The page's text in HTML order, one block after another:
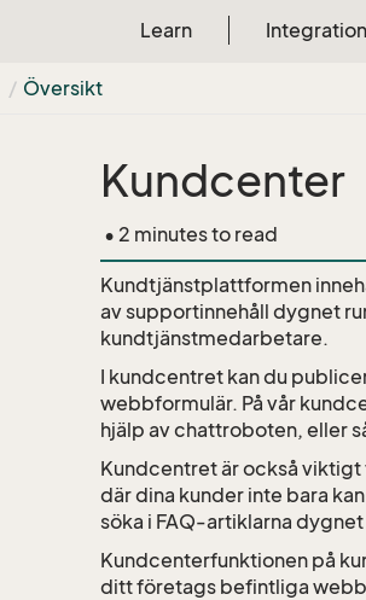
Learn
Översikt
Kundcenter
• 2 minutes to read
Kundtjänstplattformen
av supportinnehåll dygnet
kundtjänstmedarbetare.
I kundcentret kan du
webbformulär. På vår
hjälp av chattroboten, eller
Kundcentret är också
där dina kunder inte bara
söka i FAQ-artiklarna
Kundcenterfunktionen på
ditt företags befintliga